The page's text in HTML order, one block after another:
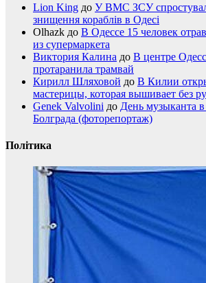
Lion King до У ВМС ЗСУ
знищення кораблів в Одесі
Olhazk до В Одессе 15 человек
из супермаркета
Виктория Калина до В центре
протаранила трамвай
Кирилл Шляховой до В Килии
мастерицы, которая вышивает без
Genek Valvolini до День музыканта
Болграда (фоторепортаж)
Політика